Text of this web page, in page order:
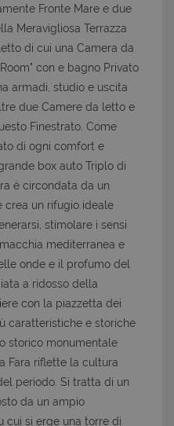
Fronte Mare e due
Meravigliosa Terrazza
di cui una Camera da
con e bagno Privato
armadi, studio e uscita
due Camere da letto e
Finestrato. Come
di ogni comfort e
box auto Triplo di
è circondata da un
crea un rifugio ideale
stimolare i sensi
mediterranea e
onde e il profumo del
a ridosso della
con la piazzetta dei
caratteristiche e storiche
storico monumentale
Fara riflette la cultura
periodo. Si tratta di un
da un ampio
cui si erge una torre di